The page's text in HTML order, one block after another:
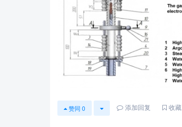
赞同 0 添加回复 收藏